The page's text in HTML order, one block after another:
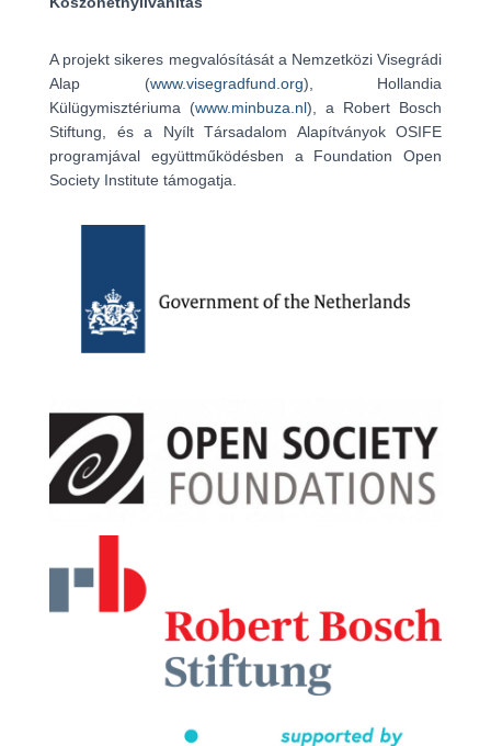
A projekt sikeres megvalósítását a Nemzetközi Visegrádi
Alap (www.visegradfund.org), Hollandia
Külügymisztériuma (www.minbuza.nl), a Robert Bosch
Stiftung, és a Nyílt Társadalom Alapítványok OSIFE
programjával együttműködésben a Foundation Open
Society Institute támogatja.